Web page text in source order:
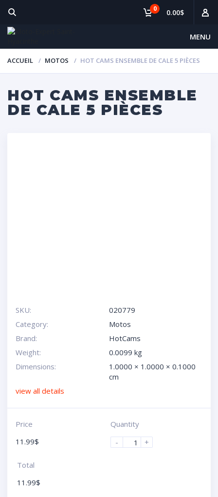
MENU
0 0.00$
ACCUEIL MOTOS HOT CAMS ENSEMBLE DE CALE 5 PIÈCES
HOT CAMS ENSEMBLE
DE CALE 5 PIÈCES
SKU:
020779
Category:
Motos
Brand:
HotCams
Weight:
0.0099 kg
Dimensions:
1.0000 × 1.0000 × 0.1000
cm
view all details
Price
11.99$
Quantity
-
+
Total
11.99$